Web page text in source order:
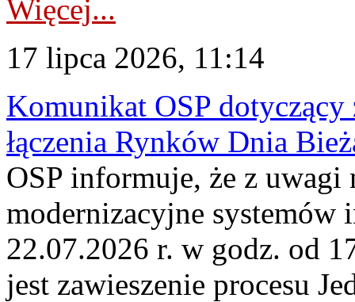
Więcej...
17 lipca 2026, 11:14
Komunikat OSP dotyczący
łączenia Rynków Dnia
OSP informuje, że z uwagi
modernizacyjne systemów
22.07.2026 r. w godz. od
jest zawieszenie procesu